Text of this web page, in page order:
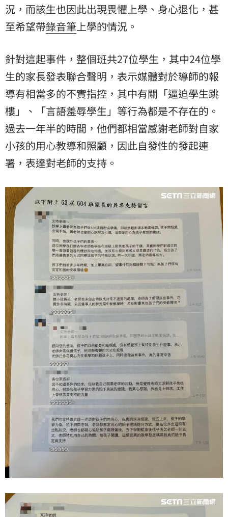
況，而該生也因此出現畏懼上學、身心退化，甚
至希望帶錄音筆上學的情況。
針對這起事件，整個班共27位學生，其中24位學
生的家長發表聯合聲明，表示媒體對於導師的報
導有相當多的不實指控，其中有關「逼迫學生跳
樓」、「言語羞辱學生」等行為都是不存在的。
過去一年半的時間，他們都相當感謝老師對自家
小孩的用心教導和照顧，因此自發性的發起連
署，表達對老師的支持。